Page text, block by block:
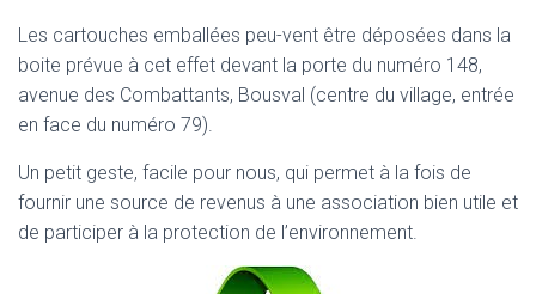
Les cartouches emballées peu-vent être déposées dans la
boite prévue à cet effet devant la porte du numéro 148,
avenue des Combattants, Bousval (centre du village, entrée
en face du numéro 79).
Un petit geste, facile pour nous, qui permet à la fois de
fournir une source de revenus à une association bien utile et
de participer à la protection de l’environnement.